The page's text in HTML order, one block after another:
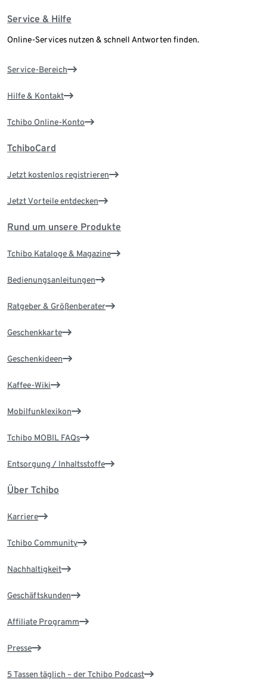
Service & Hilfe
Online-Services nutzen & schnell Antworten finden.
Service-Bereich
Hilfe & Kontakt
Tchibo Online-Konto
TchiboCard
Jetzt kostenlos registrieren
Jetzt Vorteile entdecken
Rund um unsere Produkte
Tchibo Kataloge & Magazine
Bedienungsanleitungen
Ratgeber & Größenberater
Geschenkkarte
Geschenkideen
Kaffee-Wiki
Mobilfunklexikon
Tchibo MOBIL FAQs
Entsorgung / Inhaltsstoffe
Über Tchibo
Karriere
Tchibo Community
Nachhaltigkeit
Geschäftskunden
Affiliate Programm
Presse
5 Tassen täglich – der Tchibo Podcast